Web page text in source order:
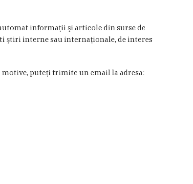
informaţii şi articole din surse de
ştiri interne sau internaţionale, de interes
motive, puteţi trimite un email la adresa: